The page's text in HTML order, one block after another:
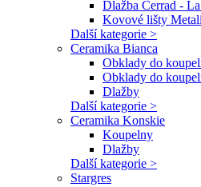
Dlažba Cerrad -
Kovové lišty
Další kategorie >
Ceramika Bianca
Obklady do
Obklady do
Dlažby
Další kategorie >
Ceramika Konskie
Koupelny
Dlažby
Další kategorie >
Stargres